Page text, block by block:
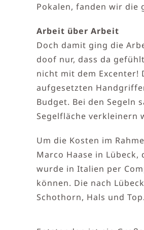
Pokalen, fanden wir die
Arbeit über Arbeit
Doch damit ging die
doof nur, dass da
nicht mit dem
aufgesetzten
Budget. Bei den Segeln
Segelfläche verkleinern
Um die Kosten im
Marco Haase in
wurde in Italien per
können. Die nach
Schothorn, Hals und Top.